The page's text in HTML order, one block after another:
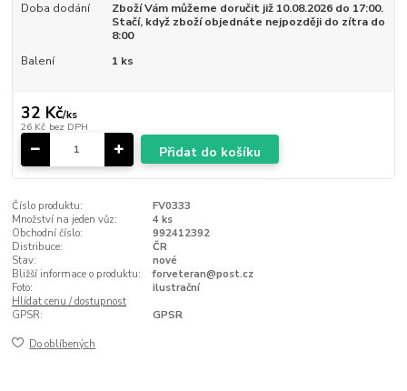
Doba dodání
Zboží Vám můžeme doručit již 10.08.2026 do 17:00.
Stačí, když zboží objednáte nejpozději do zítra do
8:00
Balení
1 ks
32 Kč/ks
26 Kč bez DPH
Přidat do košíku
Číslo produktu:
FV0333
Množství na jeden vůz:
4 ks
Obchodní číslo:
992412392
Distribuce:
ČR
Stav:
nové
Bližší informace o produktu:
forveteran@post.cz
Foto:
ilustrační
Hlídat cenu / dostupnost
GPSR:
GPSR
Do oblíbených